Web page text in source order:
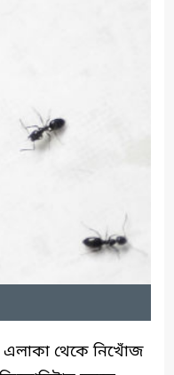
এলাকা থেকে নিখোঁজ